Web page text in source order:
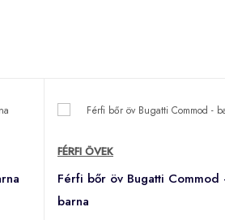
FÉRFI ÖVEK
Férfi bőr öv Bugatti Commod
barna